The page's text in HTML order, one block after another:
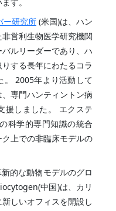
ー研究所 (米国)は、ハン
営利生物医学研究機関
ルリーダーであり、ハ
する長年にわたるコラ
。 2005年より活動して
専門ハンティントン病
援しました。 エクステ
科学的専門知識の統合
上での非臨床モデルの
的な動物モデルのグロ
中国)は、カリ
しいオフィスを開設し